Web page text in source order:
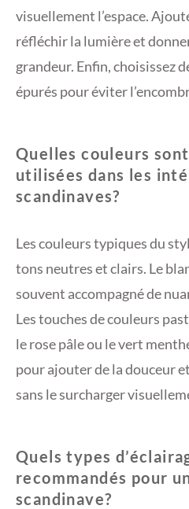
visuellement l’espace.
réfléchir la lumière et
grandeur. Enfin, choisissez
épurés pour éviter
Quelles couleurs
utilisées dans les
scandinaves?
Les couleurs typiques du
tons neutres et clairs. Le
souvent accompagné de
Les touches de couleurs
le rose pâle ou le vert
pour ajouter de la douceur
sans le surcharger
Quels types
recommandés pour
scandinave?